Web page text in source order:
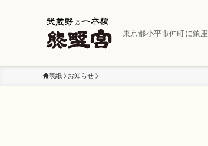
東京都小平市仲町に鎮座
表紙 お知らせ